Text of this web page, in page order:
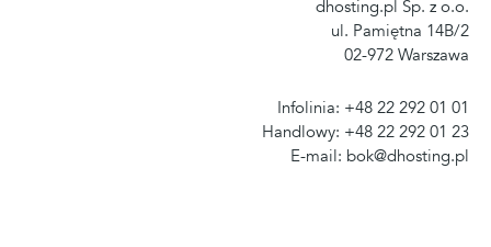
dhosting.pl Sp. z o.o.
ul. Pamiętna 14B/2
02-972 Warszawa
Infolinia: +48 22 292 01 01
Handlowy: +48 22 292 01 23
E-mail: bok@dhosting.pl